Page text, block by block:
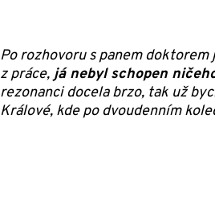
Po rozhovoru s panem
z práce,já nebyl schopen
rezonanci docela brzo, tak už
Králové, kde po dvoudenním